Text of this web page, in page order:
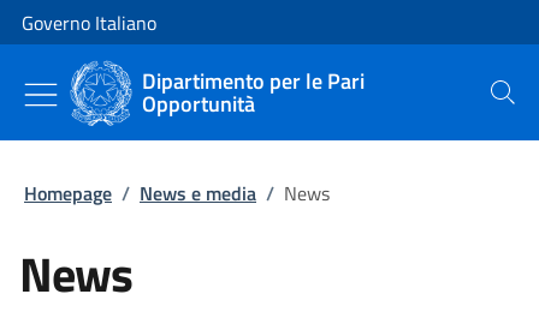
Vai al contenuto
Vai alla navigazione del sito
Governo Italiano
Dipartimento per le Pari
Opportunità Cerca
Homepage / News e media / News
News